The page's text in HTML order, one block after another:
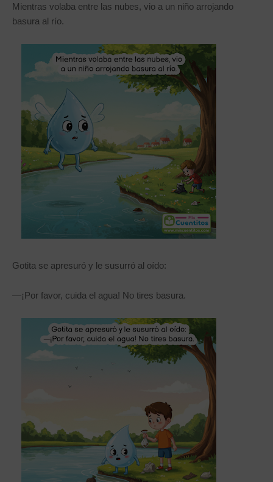
Mientras volaba entre las nubes, vio a un niño arrojando
basura al río.
Gotita se apresuró y le susurró al oído:
—¡Por favor, cuida el agua! No tires basura.